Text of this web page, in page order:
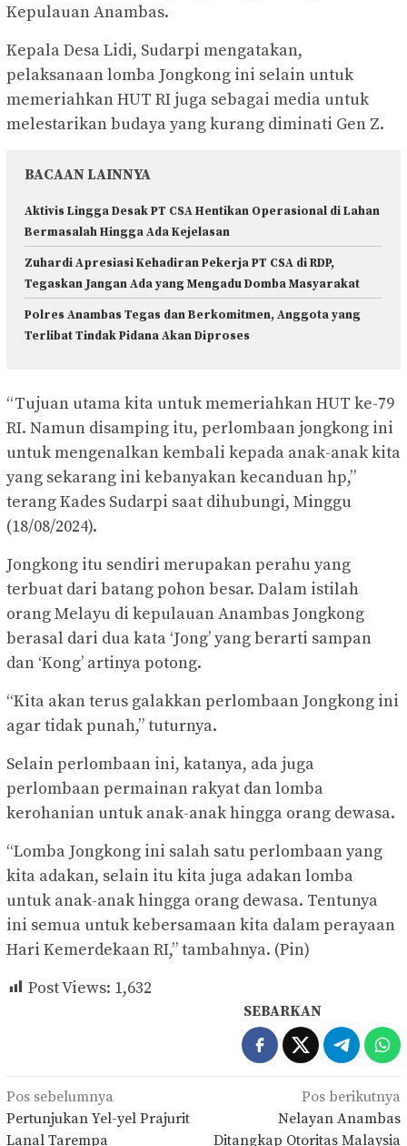
Kepulauan Anambas.
Kepala Desa Lidi, Sudarpi mengatakan,
pelaksanaan lomba Jongkong ini selain untuk
memeriahkan HUT RI juga sebagai media untuk
melestarikan budaya yang kurang diminati Gen Z.
BACAAN LAINNYA
Aktivis Lingga Desak PT CSA Hentikan Operasional di Lahan
Bermasalah Hingga Ada Kejelasan
Zuhardi Apresiasi Kehadiran Pekerja PT CSA di RDP,
Tegaskan Jangan Ada yang Mengadu Domba Masyarakat
Polres Anambas Tegas dan Berkomitmen, Anggota yang
Terlibat Tindak Pidana Akan Diproses
“Tujuan utama kita untuk memeriahkan HUT ke-79
RI. Namun disamping itu, perlombaan jongkong ini
untuk mengenalkan kembali kepada anak-anak kita
yang sekarang ini kebanyakan kecanduan hp,”
terang Kades Sudarpi saat dihubungi, Minggu
(18/08/2024).
Jongkong itu sendiri merupakan perahu yang
terbuat dari batang pohon besar. Dalam istilah
orang Melayu di kepulauan Anambas Jongkong
berasal dari dua kata ‘Jong’ yang berarti sampan
dan ‘Kong’ artinya potong.
“Kita akan terus galakkan perlombaan Jongkong ini
agar tidak punah,” tuturnya.
Selain perlombaan ini, katanya, ada juga
perlombaan permainan rakyat dan lomba
kerohanian untuk anak-anak hingga orang dewasa.
“Lomba Jongkong ini salah satu perlombaan yang
kita adakan, selain itu kita juga adakan lomba
untuk anak-anak hingga orang dewasa. Tentunya
ini semua untuk kebersamaan kita dalam perayaan
Hari Kemerdekaan RI,” tambahnya. (Pin)
Post Views: 1,632
SEBARKAN
Navigasi
pos
Pos sebelumnya
Pertunjukan Yel-yel Prajurit
Lanal Tarempa
Pos berikutnya
Nelayan Anambas
Ditangkap Otoritas Malaysia